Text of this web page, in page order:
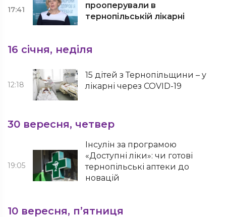
17:41
прооперували в
тернопільській лікарні
16 січня, неділя
12:18
15 дітей з Тернопільщини – у
лікарні через COVID-19
30 вересня, четвер
19:05
Інсулін за програмою
«Доступні ліки»: чи готові
тернопільські аптеки до
новацій
10 вересня, п’ятниця